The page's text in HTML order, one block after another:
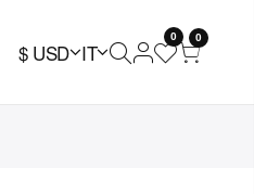
$ USD IT
0 0